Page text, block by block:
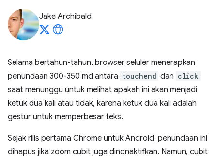
Jake Archibald
Selama bertahun-tahun, browser seluler menerapkan
penundaan 300-350 md antara touchend dan click
saat menunggu untuk melihat apakah ini akan menjadi
ketuk dua kali atau tidak, karena ketuk dua kali adalah
gestur untuk memperbesar teks.
Sejak rilis pertama Chrome untuk Android, penundaan ini
dihapus jika zoom cubit juga dinonaktifkan. Namun, cubit